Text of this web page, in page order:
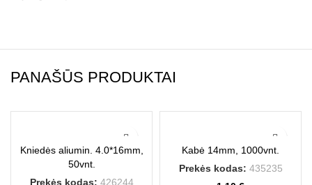
PANAŠŪS PRODUKTAI
Kniedės aliumin. 4.0*16mm,
50vnt.
Prekės kodas: 426244
Kabė 14mm, 1000vnt.
Prekės kodas: 435235